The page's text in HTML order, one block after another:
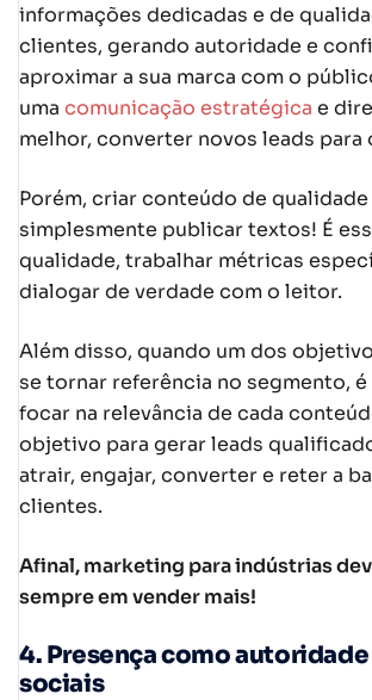
informações dedicadas e de
clientes, gerando autoridade e
aproximar a sua marca com o
uma comunicação estratégica e
melhor, converter novos leads para
Porém, criar conteúdo de qualidade
simplesmente publicar textos! É
qualidade, trabalhar métricas
dialogar de verdade com o leitor.
Além disso, quando um dos
se tornar referência no segmento, é
focar na relevância de cada
objetivo para gerar leads
atrair, engajar, converter e reter a
clientes.
Afinal, marketing para indústrias
sempre em vender mais!
4. Presença como autoridade
sociais